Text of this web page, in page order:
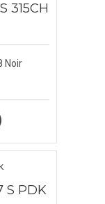
315CH
Noir
S PDK